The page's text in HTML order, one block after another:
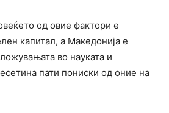
од овие фактори е
капитал, а Македонија е
во науката и
пати пониски од оние на